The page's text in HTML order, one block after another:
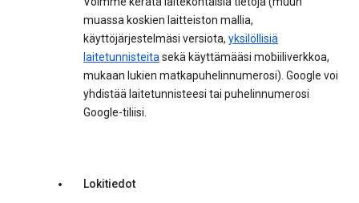
muassa koskien laitteiston mallia,
käyttöjärjestelmäsi versiota, yksilöllisiä
laitetunnisteitasekä käyttämääsi mobiiliverkkoa,
mukaan lukien matkapuhelinnumerosi). Google voi
yhdistää laitetunnisteesi tai puhelinnumerosi
Google-tiliisi.
Lokitiedot